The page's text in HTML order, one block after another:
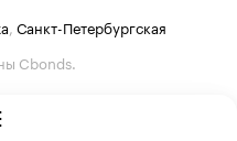
Санкт-Петербургская
Cbonds.